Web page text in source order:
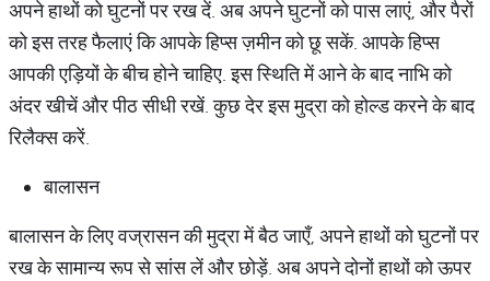
अपने हाथों को घुटनों पर रख दें. अब अपने घुटनों को पास लाएं, और पैरों
को इस तरह फैलाएं कि आपके हिप्स ज़मीन को छू सकें. आपके हिप्स
आपकी एड़ियों के बीच होने चाहिए. इस स्थिति में आने के बाद नाभि को
अंदर खीचें और पीठ सीधी रखें. कुछ देर इस मुद्रा को होल्ड करने के बाद
रिलैक्स करें.
बालासन
बालासन के लिए वज्रासन की मुद्रा में बैठ जाएँ, अपने हाथों को घुटनों पर
रख के सामान्य रूप से सांस लें और छोड़ें. अब अपने दोनों हाथों को ऊपर